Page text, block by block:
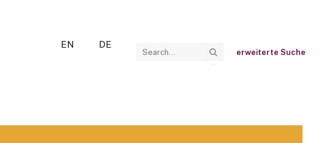
EN DE
erweiterte Suche